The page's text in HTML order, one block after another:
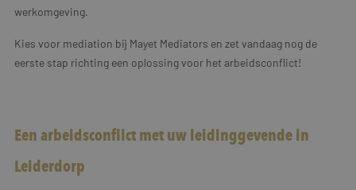
werkomgeving.
Kies voor mediation bij Mayet Mediators en zet vandaag nog de
eerste stap richting een oplossing voor het arbeidsconflict!
Een arbeidsconflict met uw leidinggevende in
Leiderdorp